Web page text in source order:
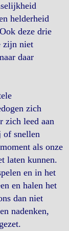
helderheid
deze drie
zijn niet
daar
zich
zich leed aan
of snellen
als onze
laten kunnen.
en in het
en halen het
dan niet
nadenken,